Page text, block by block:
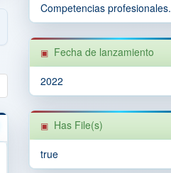
Competencias profesionales.
Fecha de lanzamiento
2022
Has File(s)
true